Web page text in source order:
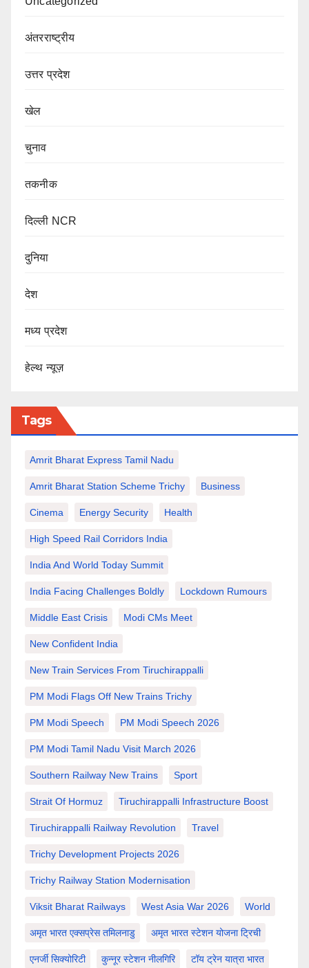
अंतरराष्ट्रीय
उत्तर प्रदेश
खेल
चुनाव
तकनीक
दिल्ली NCR
दुनिया
देश
मध्य प्रदेश
हेल्थ न्यूज़
Tags
Amrit Bharat Express Tamil Nadu
Amrit Bharat Station Scheme Trichy Business
Cinema Energy Security Health
High Speed Rail Corridors India
India And World Today Summit
India Facing Challenges Boldly Lockdown Rumours
Middle East Crisis Modi CMs Meet
New Confident India
New Train Services From Tiruchirappalli
PM Modi Flags Off New Trains Trichy
PM Modi Speech PM Modi Speech 2026
PM Modi Tamil Nadu Visit March 2026
Southern Railway New Trains Sport
Strait Of Hormuz Tiruchirappalli Infrastructure Boost
Tiruchirappalli Railway Revolution Travel
Trichy Development Projects 2026
Trichy Railway Station Modernisation
Viksit Bharat Railways West Asia War 2026 World
अमृत भारत एक्सप्रेस तमिलनाडु अमृत भारत स्टेशन योजना ट्रिची
एनर्जी सिक्योरिटी कुन्नूर स्टेशन नीलगिरि टॉय ट्रेन यात्रा भारत